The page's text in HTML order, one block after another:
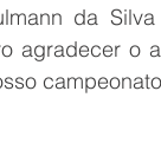
da
agradecer o